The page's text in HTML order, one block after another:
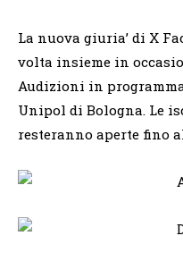
La nuova giuria’ di X
volta insieme in
Audizioni in
Unipol di Bologna. Le
resteranno aperte fino